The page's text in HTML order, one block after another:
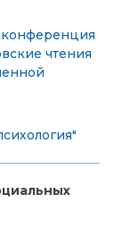
конференция
чтения